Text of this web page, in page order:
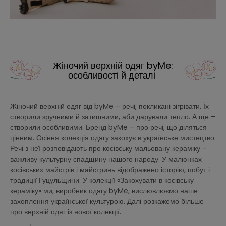
Жіночий верхній одяг byMe:
особливості й деталі
Жіночий верхній одяг від byMe – речі, покликані зігрівати. Їх
створили зручними й затишними, аби дарували тепло. А ще –
створили особливими. Бренд byMe – про речі, що діляться
цінним. Осіння колекція одягу закохує в українське мистецтво.
Речі з неї розповідають про косівську мальовану кераміку –
важливу культурну спадщину нашого народу. У малюнках
косівських майстрів і майстринь відображено історію, побут і
традиції Гуцульщини. У колекції «Закохувати в косівську
кераміку» ми, виробник одягу byMe, вислювлюємо наше
захоплення української культурою. Далі розкажемо більше
про верхній одяг із нової колекції.